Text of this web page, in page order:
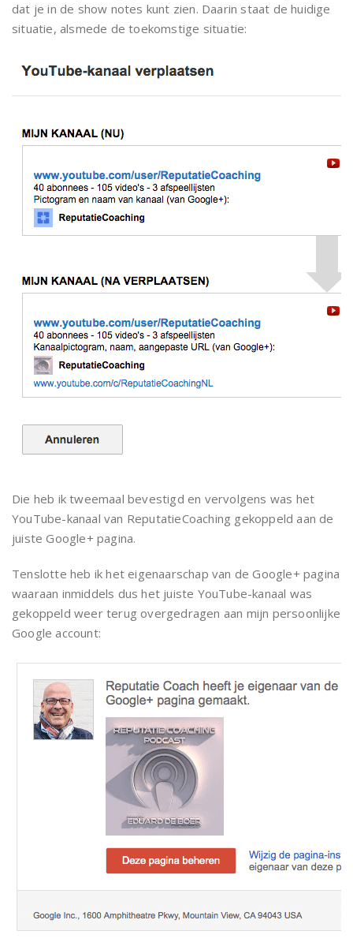
dat je in de show notes kunt zien. Daarin staat de huidige
situatie, alsmede de toekomstige situatie:
Die heb ik tweemaal bevestigd en vervolgens was het
YouTube-kanaal van ReputatieCoaching gekoppeld aan de
juiste Google+ pagina.
Tenslotte heb ik het eigenaarschap van de Google+ pagina
waaraan inmiddels dus het juiste YouTube-kanaal was
gekoppeld weer terug overgedragen aan mijn persoonlijke
Google account: